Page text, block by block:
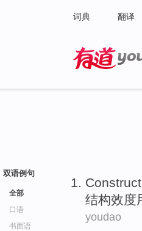
词典 翻译
双语例句
全部
口语
书面语
Construct
结构效度
youdao